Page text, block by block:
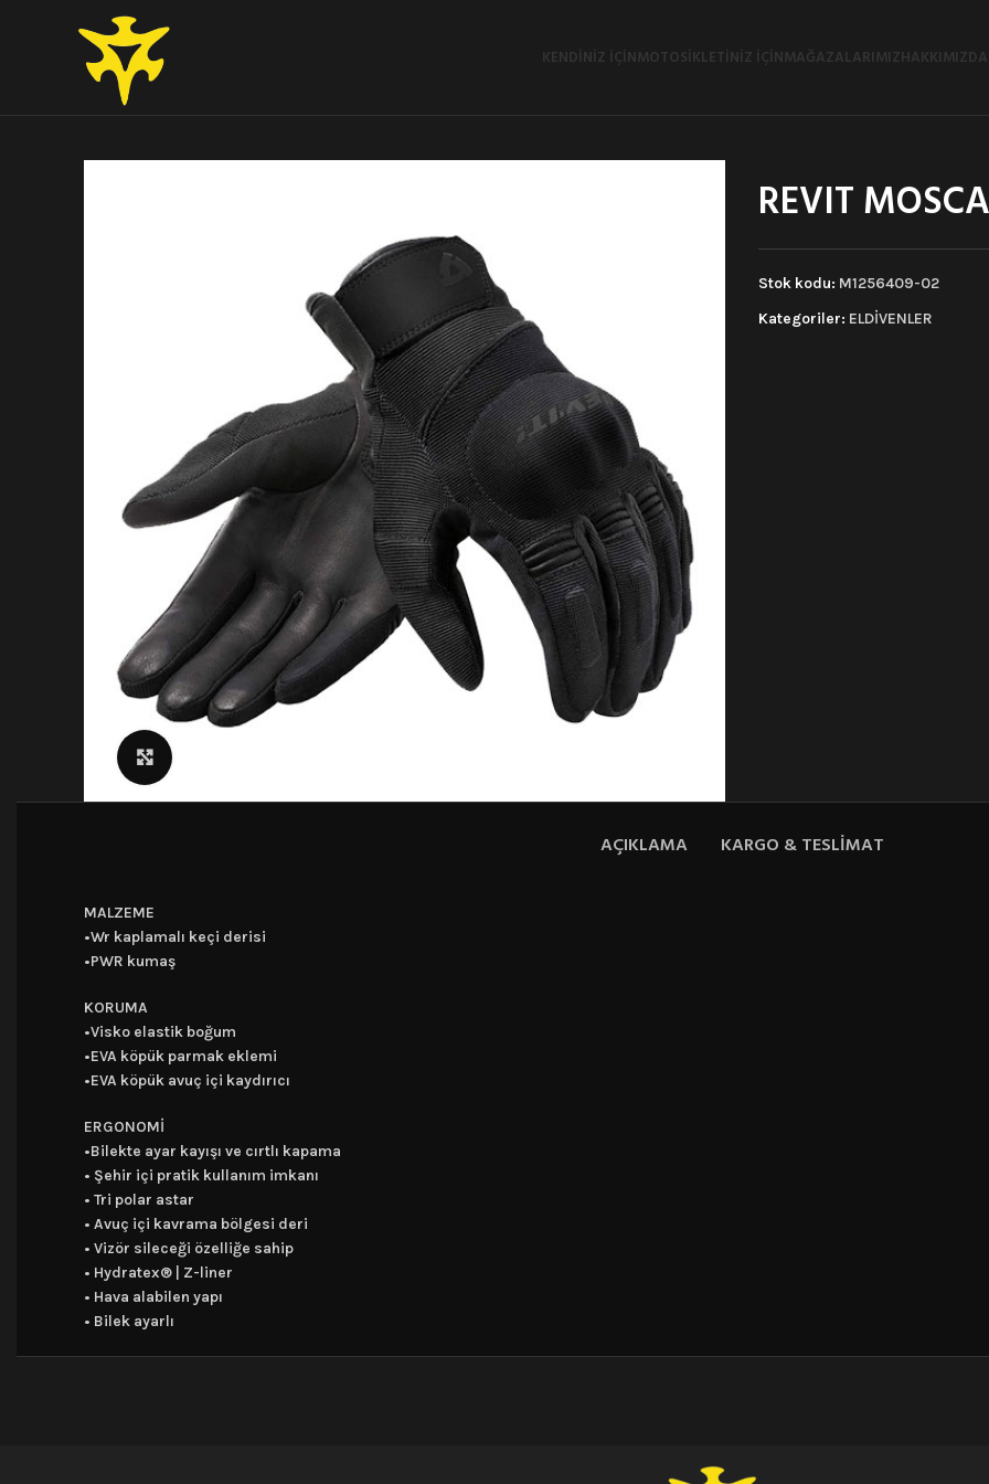
KENDINIZ İÇINMOTOSIKLETINIZ İÇINMAĞAZALARIMIZHAKKIMIZDA
REVIT
Stok kodu: M1256409-02
Kategoriler: ELDİVENLER
AÇIKLAMA KARGO & TESLIMAT
MALZEME
•Wr kaplamalı keçi derisi
•PWR kumaş
KORUMA
•Visko elastik boğum
•EVA köpük parmak eklemi
•EVA köpük avuç içi kaydırıcı
ERGONOMİ
•Bilekte ayar kayışı ve cırtlı kapama
• Şehir içi pratik kullanım imkanı
• Tri polar astar
• Avuç içi kavrama bölgesi deri
• Vizör sileceği özelliğe sahip
• Hydratex® | Z-liner
• Hava alabilen yapı
• Bilek ayarlı